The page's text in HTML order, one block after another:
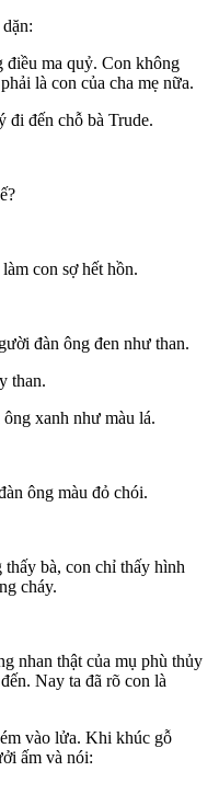
điều ma quỷ. Con không
là con của cha mẹ nữa.
đi đến chỗ bà Trude.
con sợ hết hồn.
đàn ông đen như than.
than.
xanh như màu lá.
ông màu đỏ chói.
thấy bà, con chỉ thấy hình
cháy.
nhan thật của mụ phù thủy
Nay ta đã rõ con là
vào lửa. Khi khúc gỗ
ấm và nói: